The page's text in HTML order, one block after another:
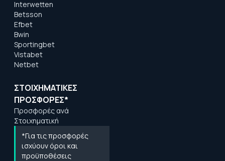
Interwetten
Betsson
Efbet
Bwin
Sportingbet
Vistabet
Netbet
ΣΤΟΙΧΗΜΑΤΙΚΕΣ
ΠΡΟΣΦΟΡΕΣ*
Προσφορές ανά
Στοιχηματική
*Για τις προσφορές
ισχύουν όροι και
προϋποθέσεις